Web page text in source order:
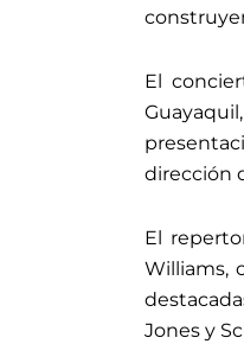
El
dirección
El
Williams,
Jones y